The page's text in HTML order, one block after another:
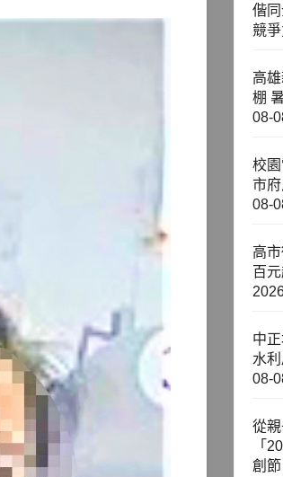
偕
競
高
棚
08-
校
市
08-
高
百
中
水
08-
從
「
創